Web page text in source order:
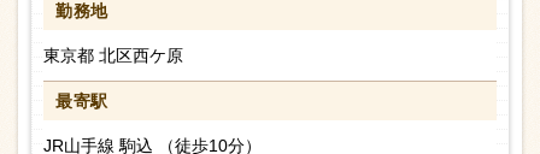
勤務地
東京都 北区西ケ原
最寄駅
JR山手線 駒込 （徒歩10分）